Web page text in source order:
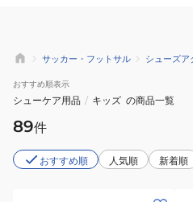
サッカー・フットサル シューズア
おすすめ順表示
シューケア用品 / キッズ の商品一覧
89件
おすすめ順 人気順 新着順